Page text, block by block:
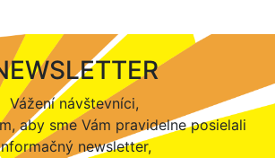
Vážení návštevníci,
aby sme Vám pravidelne posielali
newsletter,